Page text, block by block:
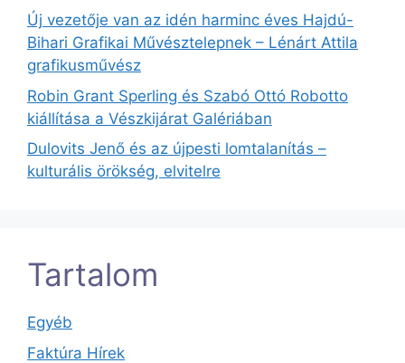
Új vezetője van az idén harminc éves Hajdú-
Bihari Grafikai Művésztelepnek – Lénárt Attila
grafikusművész
Robin Grant Sperling és Szabó Ottó Robotto
kiállítása a Vészkijárat Galériában
Dulovits Jenő és az újpesti lomtalanítás –
kulturális örökség, elvitelre
Tartalom
Egyéb
Faktúra Hírek